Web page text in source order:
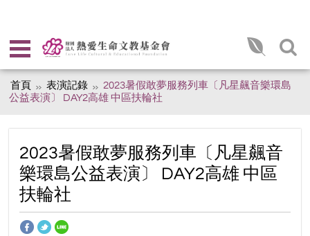
首頁 表演記錄
2023暑假敢夢服務列車〔凡星飆音樂環島
公益表演〕 DAY2高雄 中區扶輪社
2023暑假敢夢服務列車〔凡星飆音
樂環島公益表演〕 DAY2高雄 中區
扶輪社